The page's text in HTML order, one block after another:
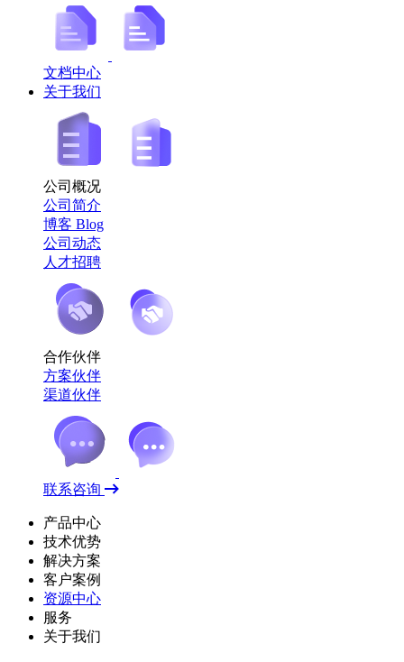
文档中心
关于我们
公司概况
公司简介
博客 Blog
公司动态
人才招聘
合作伙伴
方案伙伴
渠道伙伴
联系咨询
产品中心
技术优势
解决方案
客户案例
资源中心
服务
关于我们